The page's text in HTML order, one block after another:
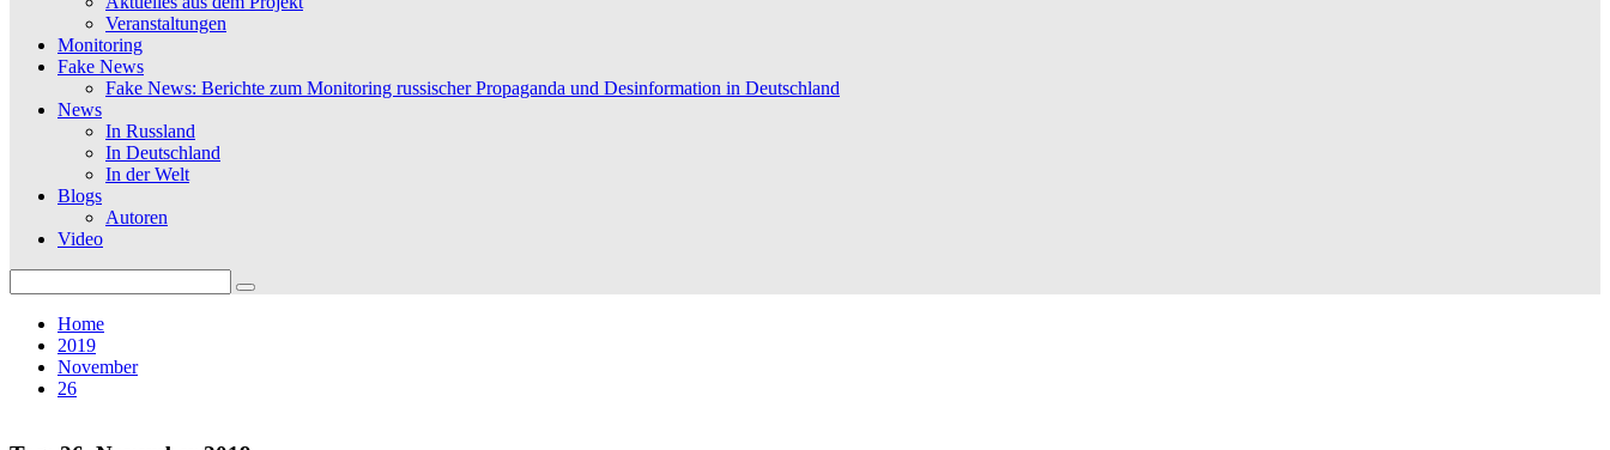
Veranstaltungen
Monitoring
Fake News
Fake News: Berichte zum Monitoring russischer Propaganda und Desinformation in Deutschland
News
In Russland
In Deutschland
In der Welt
Blogs
Autoren
Video
for:
Home
2019
November
26